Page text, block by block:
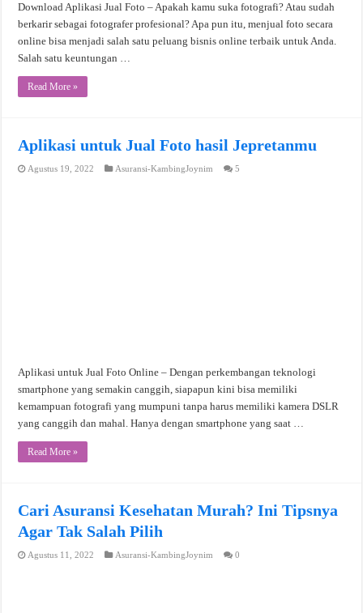
Download Aplikasi Jual Foto – Apakah kamu suka fotografi? Atau sudah
berkarir sebagai fotografer profesional? Apa pun itu, menjual foto secara
online bisa menjadi salah satu peluang bisnis online terbaik untuk Anda.
Salah satu keuntungan …
Read More »
Aplikasi untuk Jual Foto hasil Jepretanmu
Agustus 19, 2022 Asuransi-KambingJoynim 5
Aplikasi untuk Jual Foto Online – Dengan perkembangan teknologi
smartphone yang semakin canggih, siapapun kini bisa memiliki
kemampuan fotografi yang mumpuni tanpa harus memiliki kamera DSLR
yang canggih dan mahal. Hanya dengan smartphone yang saat …
Read More »
Cari Asuransi Kesehatan Murah? Ini Tipsnya
Agar Tak Salah Pilih
Agustus 11, 2022 Asuransi-KambingJoynim 0